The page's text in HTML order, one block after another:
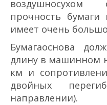
воздушно­сухом
прочность
имеет очень
Бумага­основа
длину в машинном
км и
двойных
направлении).